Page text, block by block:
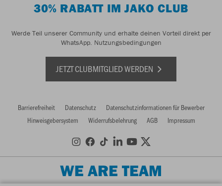
30% RABATT IM JAKO CLUB
Werde Teil unserer Community und erhalte deinen Vorteil direkt per
WhatsApp. Nutzungsbedingungen
JETZT CLUBMITGLIED WERDEN
Barrierefreiheit Datenschutz
Datenschutzinformationen für Bewerber
Hinweisgebersystem
Widerrufsbelehrung AGB Impressum
WE ARE TEAM